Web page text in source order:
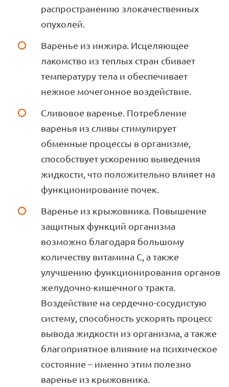
распространению злокачественных
опухолей.
Варенье из инжира. Исцеляющее
лакомство из теплых стран сбивает
температуру тела и обеспечивает
нежное мочегонное воздействие.
Сливовое варенье. Потребление
варенья из сливы стимулирует
обменные процессы в организме,
способствует ускорению выведения
жидкости, что положительно влияет на
функционирование почек.
Варенье из крыжовника. Повышение
защитных функций организма
возможно благодаря большому
количеству витамина С, а также
улучшению функционирования органов
желудочно-кишечного тракта.
Воздействие на сердечно-сосудистую
систему, способность ускорять процесс
вывода жидкости из организма, а также
благоприятное влияние на психическое
состояние – именно этим полезно
варенье из крыжовника.